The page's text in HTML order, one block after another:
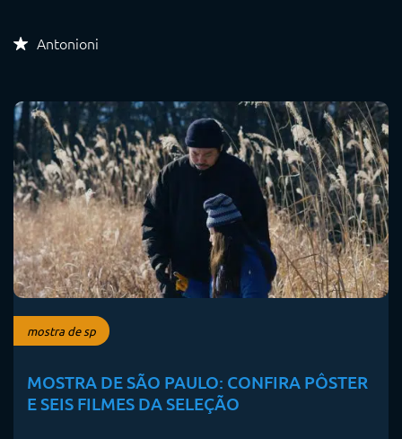
Antonioni
mostra de sp
MOSTRA DE SÃO PAULO: CONFIRA PÔSTER
E SEIS FILMES DA SELEÇÃO